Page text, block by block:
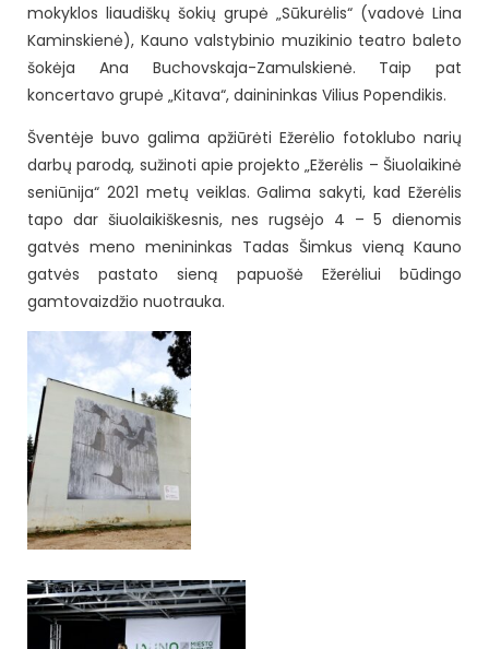
mokyklos liaudiškų šokių grupė „Sūkurėlis“ (vadovė Lina
Kaminskienė), Kauno valstybinio muzikinio teatro baleto
šokėja Ana Buchovskaja-Zamulskienė. Taip pat
koncertavo grupė „Kitava“, dainininkas Vilius Popendikis.
Šventėje buvo galima apžiūrėti Ežerėlio fotoklubo narių
darbų parodą, sužinoti apie projekto „Ežerėlis – Šiuolaikinė
seniūnija“ 2021 metų veiklas. Galima sakyti, kad Ežerėlis
tapo dar šiuolaikiškesnis, nes rugsėjo 4 – 5 dienomis
gatvės meno menininkas Tadas Šimkus vieną Kauno
gatvės pastato sieną papuošė Ežerėliui būdingo
gamtovaizdžio nuotrauka.